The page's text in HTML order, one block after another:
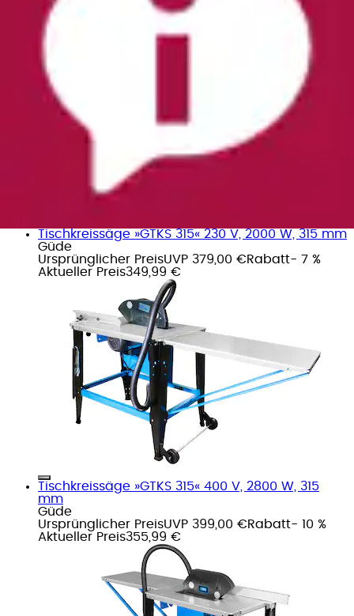
Ursprünglicher PreisUVP 239,00 €
- 19 %
Aktueller Preis
191,99 €
Tischkreissäge »GTKS 315« 230 V, 2000 W, 315 mm
Güde
Ursprünglicher PreisUVP 379,00 €Rabatt- 7 %
Aktueller Preis349,99 €
Tischkreissäge »GTKS 315« 400 V, 2800 W, 315
mm
Güde
Ursprünglicher PreisUVP 399,00 €Rabatt- 10 %
Aktueller Preis355,99 €